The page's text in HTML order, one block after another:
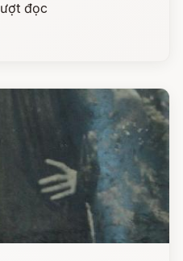
đọc